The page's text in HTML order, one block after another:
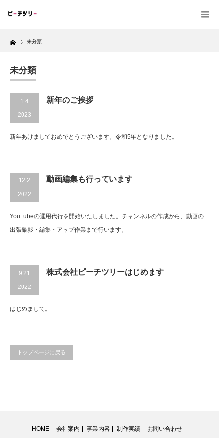
Home 未分類
未分類
1.4
2023
新年のご挨拶
新年あけましておめでとうございます。令和5年となりました。
12.2
2022
動画編集も行っています
YouTubeの運用代行を開始いたしました。チャンネルの作成から、動画の
出張撮影・編集・アップ作業まで行います。
9.21
2022
株式会社ピーチツリーはじめます
はじめまして。
トップページに戻る
HOME 会社案内 事業内容 制作実績 お問い合わせ